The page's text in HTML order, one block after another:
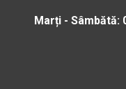
Marți - Sâmbătă: